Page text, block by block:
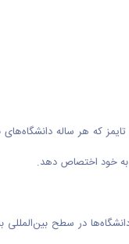
دانشگاه‌ها در سطح